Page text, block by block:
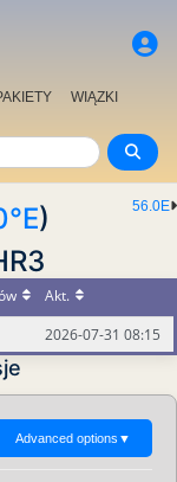
WIĄZKI
56.0E
)
Akt.
2026-07-31 08:15
Advanced options ▼